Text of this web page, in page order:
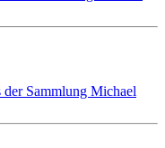
Sammlung Michael